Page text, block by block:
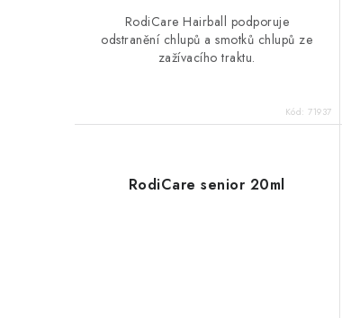
RodiCare Hairball podporuje
odstranění chlupů a smotků chlupů ze
zažívacího traktu.
Kód: 71937
RodiCare senior 20ml